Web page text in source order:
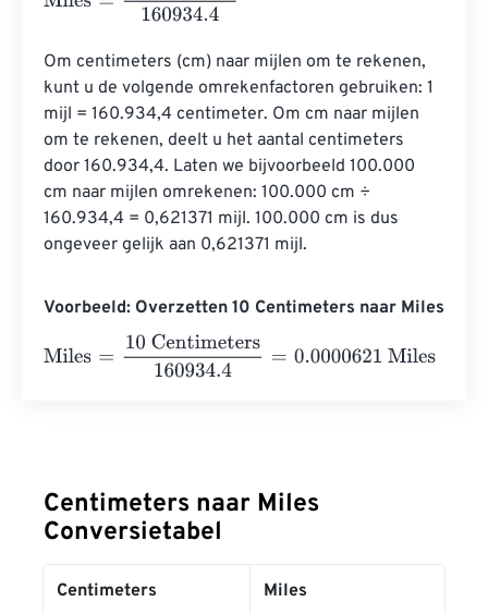
Om centimeters (cm) naar mijlen om te rekenen,
kunt u de volgende omrekenfactoren gebruiken: 1
mijl = 160.934,4 centimeter. Om cm naar mijlen
om te rekenen, deelt u het aantal centimeters
door 160.934,4. Laten we bijvoorbeeld 100.000
cm naar mijlen omrekenen: 100.000 cm ÷
160.934,4 = 0,621371 mijl. 100.000 cm is dus
ongeveer gelijk aan 0,621371 mijl.
Voorbeeld: Overzetten 10 Centimeters naar Miles
Miles
10 Centimeters160934.4 = 0.0000621 Miles
Centimeters naar Miles
Conversietabel
Centimeters Miles